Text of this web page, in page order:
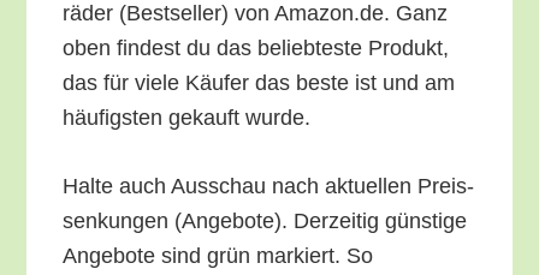
rä­der (Best­sel­ler) von Amazon.de. Ganz
oben fin­dest du das belieb­tes­te Pro­dukt,
das für vie­le Käu­fer das bes­te ist und am
häu­figs­ten gekauft wurde.
Hal­te auch Aus­schau nach aktu­el­len Preis­
sen­kun­gen (Ange­bo­te). Der­zei­tig güns­ti­ge
Ange­bo­te sind grün mar­kiert. So